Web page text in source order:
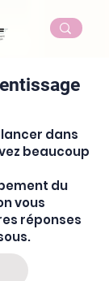
dans
beaucoup
du
vous
réponses